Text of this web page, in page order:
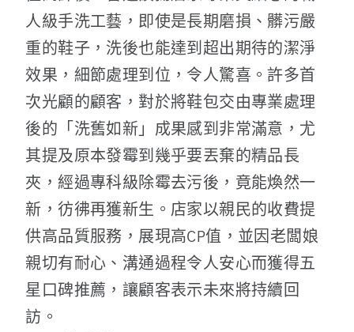
人級手洗工藝，即使是長期磨損、髒污嚴
重的鞋子，洗後也能達到超出期待的潔淨
效果，細節處理到位，令人驚喜。許多首
次光顧的顧客，對於將鞋包交由專業處理
後的「洗舊如新」成果感到非常滿意，尤
其提及原本發霉到幾乎要丟棄的精品長
夾，經過專科級除霉去污後，竟能煥然一
新，彷彿再獲新生。店家以親民的收費提
供高品質服務，展現高CP值，並因老闆娘
親切有耐心、溝通過程令人安心而獲得五
星口碑推薦，讓顧客表示未來將持續回
訪。